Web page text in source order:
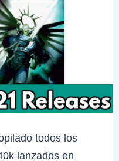
todos los
lanzados en